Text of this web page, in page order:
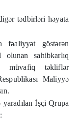
tədbirləri həyata
fəaliyyət göstərən
olunan sahibkarlıq
müvafiq təkliflər
Maliyyə
İşçi Qrupa